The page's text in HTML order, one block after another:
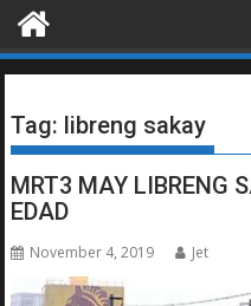
Tag: libreng sakay
MRT3 MAY LIBRENG
EDAD
November 4, 2019 Jet